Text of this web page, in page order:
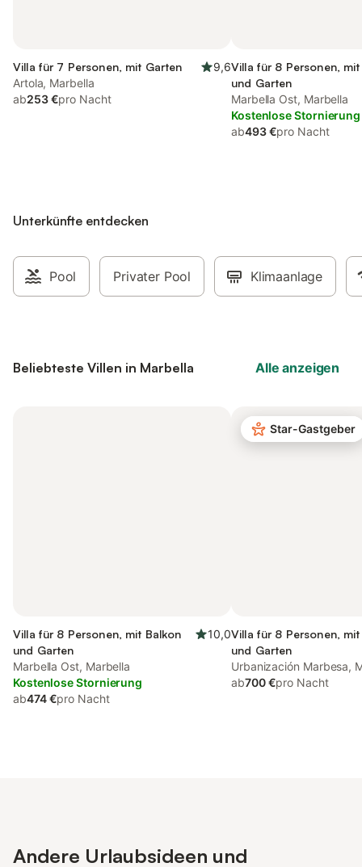
Villa für 7 Personen, mit Garten
9,6
Artola, Marbella
ab253 €pro Nacht
Villa für 8 Personen,
und Garten
Marbella Ost, Marbella
Kostenlose Stornierung
ab493 €pro Nacht
Unterkünfte entdecken
Pool Privater Pool Klimaanlage
Beliebteste Villen in Marbella Alle anzeigen
Villa für 8 Personen, mit Balkon
und Garten
10,0
Marbella Ost, Marbella
Kostenlose Stornierung
ab474 €pro Nacht
Star-Gastgeber
Villa für 8 Personen,
und Garten
Urbanización Marbesa,
ab700 €pro Nacht
Andere Urlaubsideen und